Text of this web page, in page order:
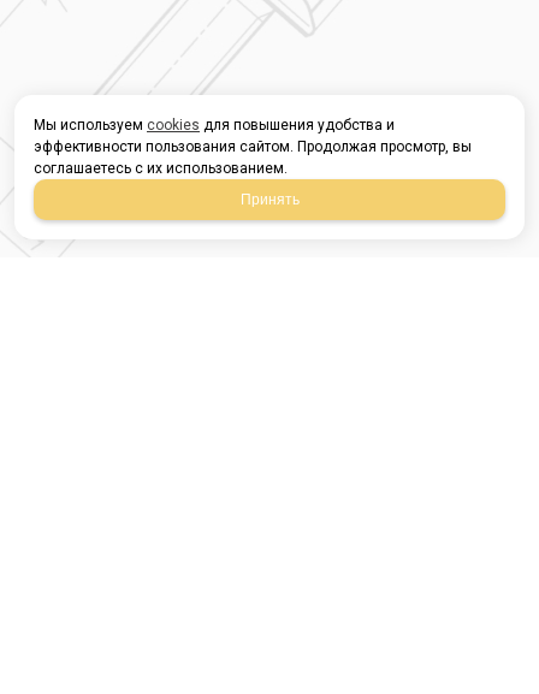
Мы используем cookies для повышения удобства и
эффективности пользования сайтом. Продолжая просмотр, вы
соглашаетесь с их использованием.
Принять